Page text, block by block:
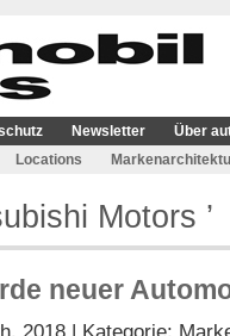
Newsletter
Über
Locations
Motors ’
neuer
2018 | Kategorie: